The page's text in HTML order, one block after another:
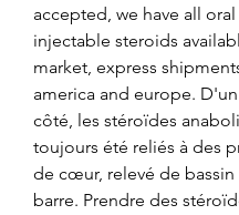
accepted, we have all
injectable steroids
market, express
america and europe.
côté, les stéroïdes
toujours été reliés à des
de cœur, relevé de bassin
barre. Prendre des